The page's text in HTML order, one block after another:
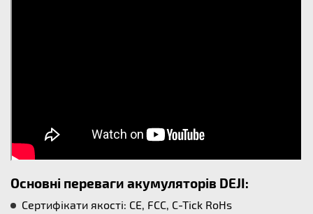
Основні переваги акумуляторів DEJI:
Сертифікати якості: CE, FCC, C-Tick RoHs